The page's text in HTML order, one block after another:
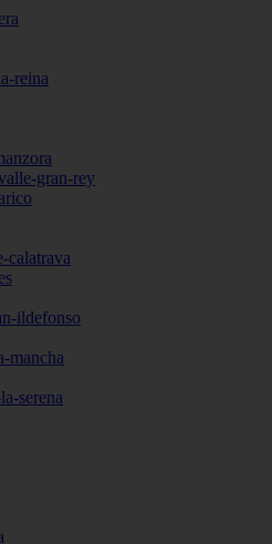
reina
gran-rey
calatrava
ildefonso
mancha
serena